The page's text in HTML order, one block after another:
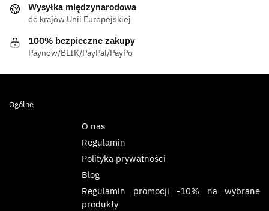
Wysyłka międzynarodowa
do krajów Unii Europejskiej
100% bezpieczne zakupy
Paynow/BLIK/PayPal/PayPo
Ogólne
O nas
Regulamin
Polityka prywatności
Blog
Regulamin promocji -10% na wybrane
produkty